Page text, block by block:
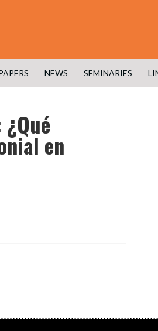
NEWS SEMINARIES
en